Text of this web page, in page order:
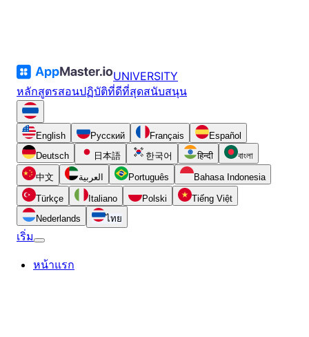
UNIVERSITY
หลักสูตรสอนปฏิบัติที่ดีที่สุดสนับสนุน
English Русский Français
Español
Deutsch
日本語 한국어 हिन्दी বাংলা
中文 العربية Português Bahasa Indonesia
Türkçe Italiano Polski
Tiếng Việt
Nederlands
ไทย
เริ่ม
หน้าแรก